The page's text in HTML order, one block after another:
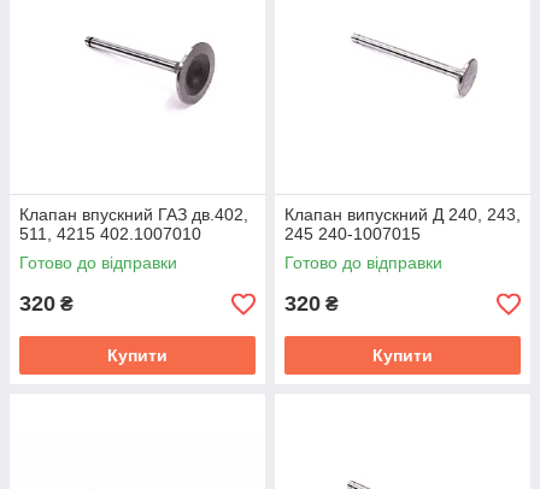
Клапан впускний ГАЗ дв.402,
511, 4215 402.1007010
Готово до відправки
320 ₴
Купити
Клапан випускний Д 240, 243,
245 240-1007015
Готово до відправки
320 ₴
Купити